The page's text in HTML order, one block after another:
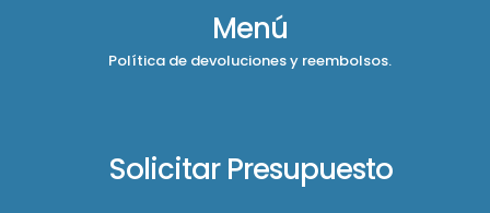
Menú
Política de devoluciones y reembolsos.
Solicitar Presupuesto